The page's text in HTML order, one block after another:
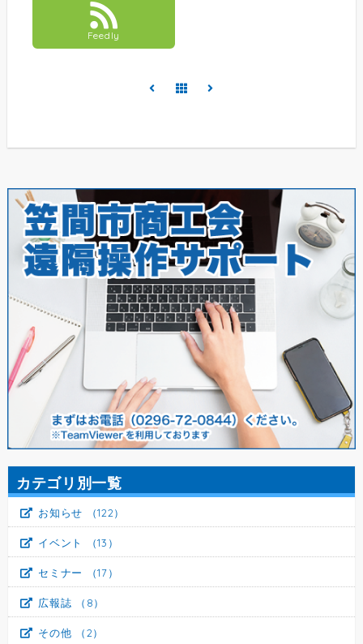
Feedly
カテゴリ別一覧
お知らせ （122）
イベント （13）
セミナー （17）
広報誌 （8）
その他 （2）